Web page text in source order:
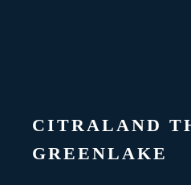
CITRALAND
GREENLAKE